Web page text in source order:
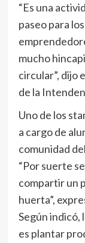
“Es una
paseo para
mucho
circular”, dijo
de la
Uno de los
a cargo de
comunidad
“Por suerte
compartir un
huerta”,
Según indicó,
es plantar